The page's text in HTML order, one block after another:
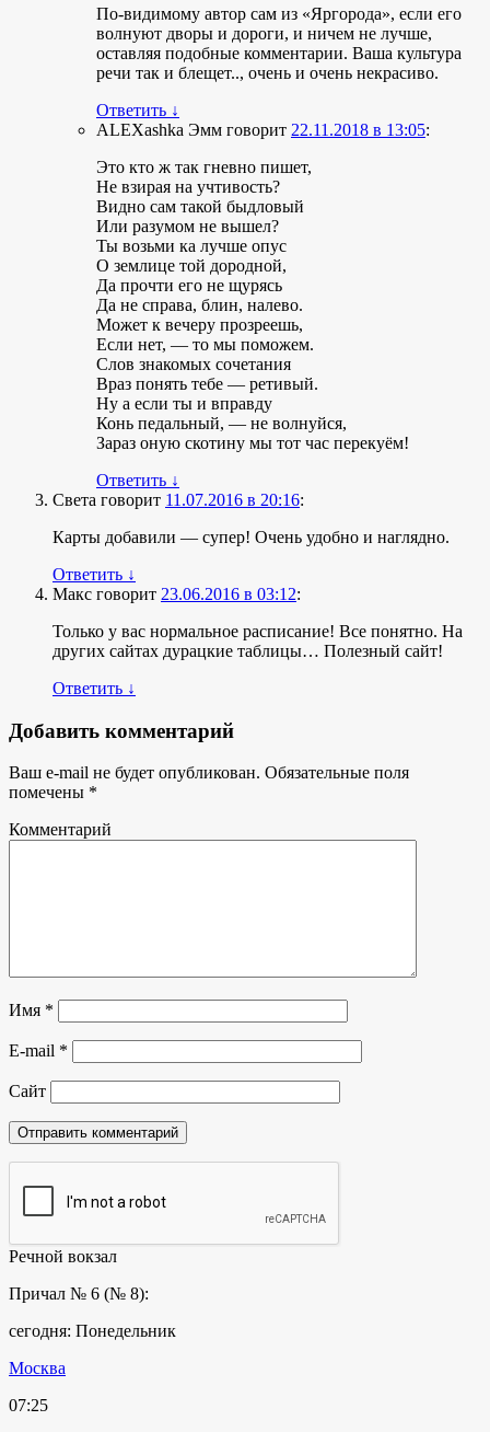
По-видимому автор сам из «Яргорода», если его
волнуют дворы и дороги, и ничем не лучше,
оставляя подобные комментарии. Ваша культура
речи так и блещет.., очень и очень некрасиво.
Ответить ↓
ALEXashka Эмм говорит 22.11.2018 в 13:05:
Это кто ж так гневно пишет,
Не взирая на учтивость?
Видно сам такой быдловый
Или разумом не вышел?
Ты возьми ка лучше опус
О землице той дородной,
Да прочти его не щурясь
Да не справа, блин, налево.
Может к вечеру прозреешь,
Если нет, — то мы поможем.
Слов знакомых сочетания
Враз понять тебе — ретивый.
Ну а если ты и вправду
Конь педальный, — не волнуйся,
Зараз оную скотину мы тот час перекуём!
Ответить ↓
Света говорит 11.07.2016 в 20:16:
Карты добавили — супер! Очень удобно и наглядно.
Ответить ↓
Макс говорит 23.06.2016 в 03:12:
Только у вас нормальное расписание! Все понятно. На
других сайтах дурацкие таблицы… Полезный сайт!
Ответить ↓
Добавить комментарий
Ваш e-mail не будет опубликован. Обязательные поля
помечены *
Комментарий
Имя *
E-mail *
Сайт
Речной вокзал
Причал № 6 (№ 8):
сегодня: Понедельник
Москва
07:25